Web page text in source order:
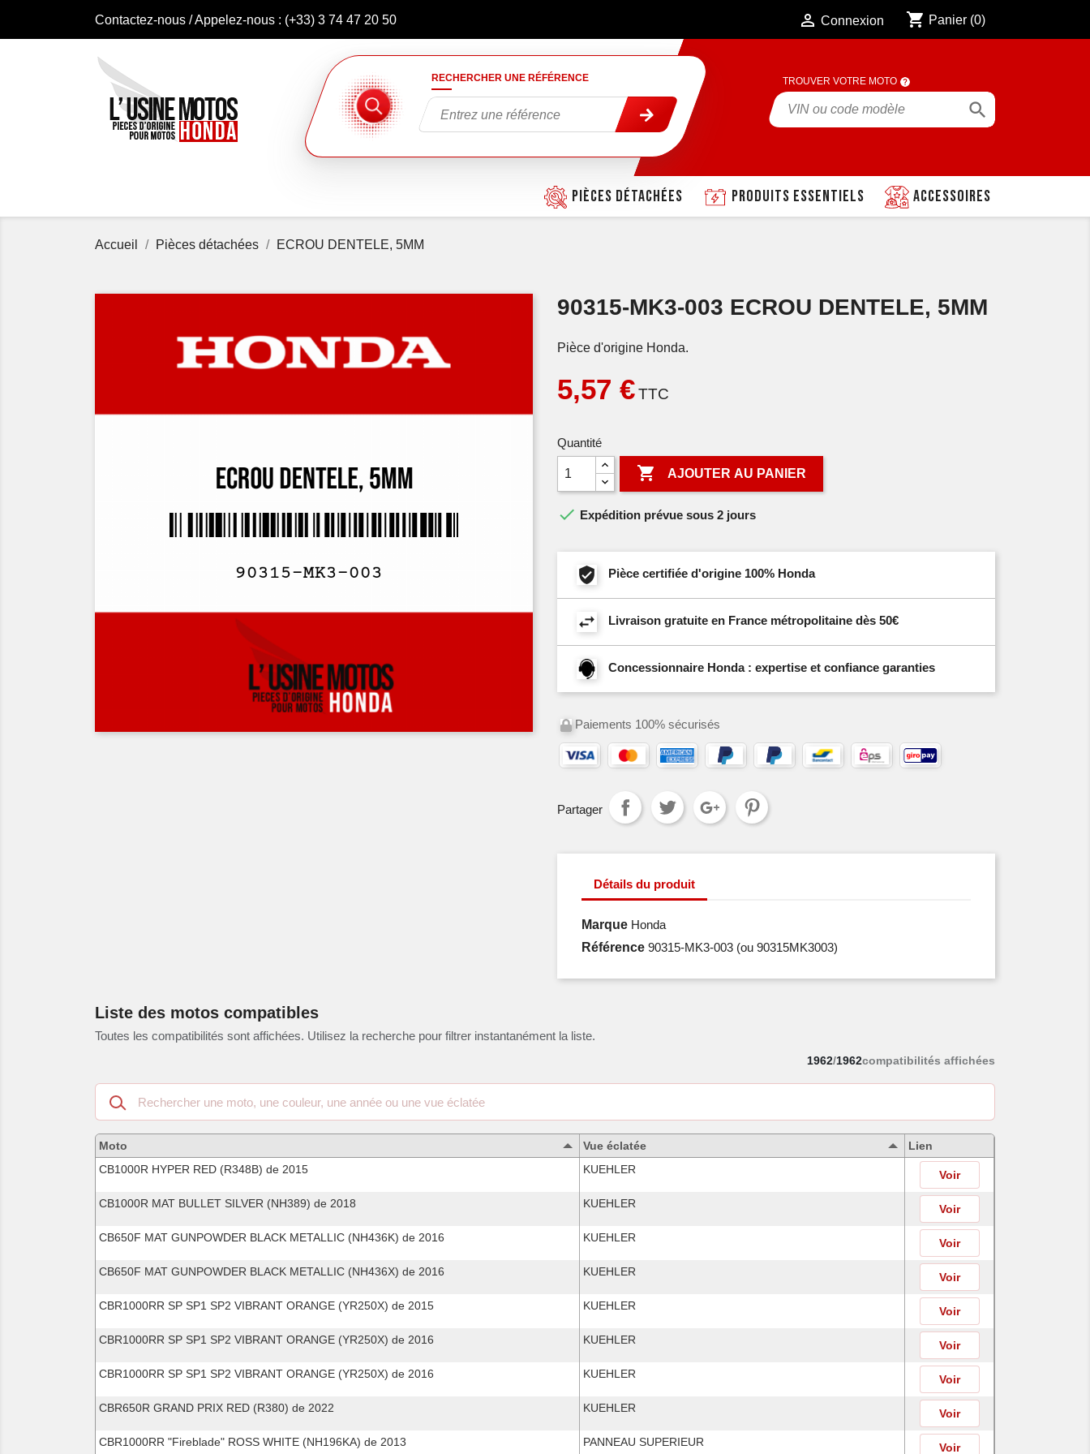
Contactez-nous / Appelez-nous : (+33) 3 74 47 20 50  Connexion shopping_cart Panier (0)
RECHERCHER UNE RÉFÉRENCE TROUVER VOTRE MOTO

Accessoires
Produits essentiels
Pièces détachées
Accueil Pièces détachées ECROU DENTELE, 5MM
90315-MK3-003 ECROU DENTELE, 5MM
Pièce d'origine Honda.
5,57 €TTC
Quantité
 AJOUTER AU PANIER
 Expédition prévue sous 2 jours
Pièce certifiée d'origine 100% Honda
Livraison gratuite en France métropolitaine dès 50€
Concessionnaire Honda : expertise et confiance garanties
Paiements 100% sécurisés
Partager
Détails du produit
Marque Honda
Référence 90315-MK3-003 (ou 90315MK3003)
Liste des motos compatibles
Toutes les compatibilités sont affichées. Utilisez la recherche pour filtrer instantanément la liste.
1962/1962compatibilités affichées
Recherche
dans
les
motos
compatibles
Moto Vue éclatée
Lien
CB1000R HYPER RED (R348B) de 2015
KUEHLER Voir
CB1000R MAT BULLET SILVER (NH389) de 2018 KUEHLER Voir
CB650F MAT GUNPOWDER BLACK METALLIC (NH436K) de 2016 KUEHLER Voir
CB650F MAT GUNPOWDER BLACK METALLIC (NH436X) de 2016 KUEHLER Voir
CBR1000RR SP SP1 SP2 VIBRANT ORANGE (YR250X) de 2015 KUEHLER Voir
CBR1000RR SP SP1 SP2 VIBRANT ORANGE (YR250X) de 2016 KUEHLER Voir
CBR1000RR SP SP1 SP2 VIBRANT ORANGE (YR250X) de 2016 KUEHLER Voir
CBR650R GRAND PRIX RED (R380) de 2022 KUEHLER Voir
CBR1000RR "Fireblade" ROSS WHITE (NH196KA) de 2013 PANNEAU SUPERIEUR Voir